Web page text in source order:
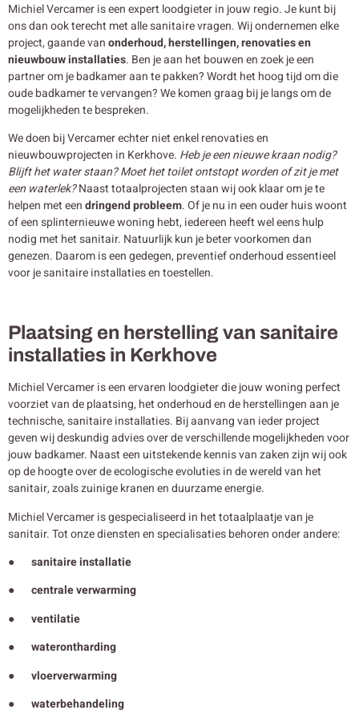
Michiel Vercamer is een expert loodgieter in jouw regio. Je kunt bij
ons dan ook terecht met alle sanitaire vragen. Wij ondernemen elke
project, gaande vanonderhoud, herstellingen, renovaties en
nieuwbouwinstallaties. Ben je aan het bouwen en zoek je een
partner om je badkamer aan te pakken? Wordt het hoog tijd om die
oude badkamer te vervangen? We komen graag bij je langs om de
mogelijkheden te bespreken.
We doen bij Vercamer echter niet enkel renovaties en
nieuwbouwprojecten in Kerkhove. Heb je een nieuwe kraan nodig?
Blijft het water staan? Moet het toilet ontstopt worden of zit je met
een waterlek?Naast totaalprojecten staan wij ook klaar om je te
helpen met eendringend probleem. Of je nu in een ouder huis woont
of een splinternieuwe woning hebt, iedereen heeft wel eens hulp
nodig met het sanitair. Natuurlijk kun je beter voorkomen dan
genezen. Daarom is een gedegen, preventief onderhoud essentieel
voor je sanitaire installaties en toestellen.
Plaatsing en herstelling van sanitaire
installaties in Kerkhove
Michiel Vercamer is een ervaren loodgieter die jouw woning perfect
voorziet van de plaatsing, het onderhoud en de herstellingen aan je
technische, sanitaire installaties. Bij aanvang van ieder project
geven wij deskundig advies over de verschillende mogelijkheden voor
jouw badkamer. Naast een uitstekende kennis van zaken zijn wij ook
op de hoogte over de ecologische evoluties in de wereld van het
sanitair, zoals zuinige kranen en duurzame energie.
Michiel Vercamer is gespecialiseerd in het totaalplaatje van je
sanitair. Tot onze diensten en specialisaties behoren onder andere:
● sanitaire installatie
● centrale verwarming
● ventilatie
● waterontharding
● vloerverwarming
● waterbehandeling